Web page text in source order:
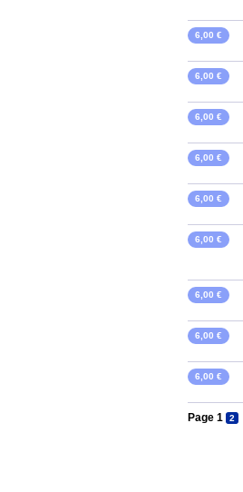
6,00 €
6,00 €
6,00 €
6,00 €
6,00 €
6,00 €
6,00 €
6,00 €
6,00 €
Page 1 2